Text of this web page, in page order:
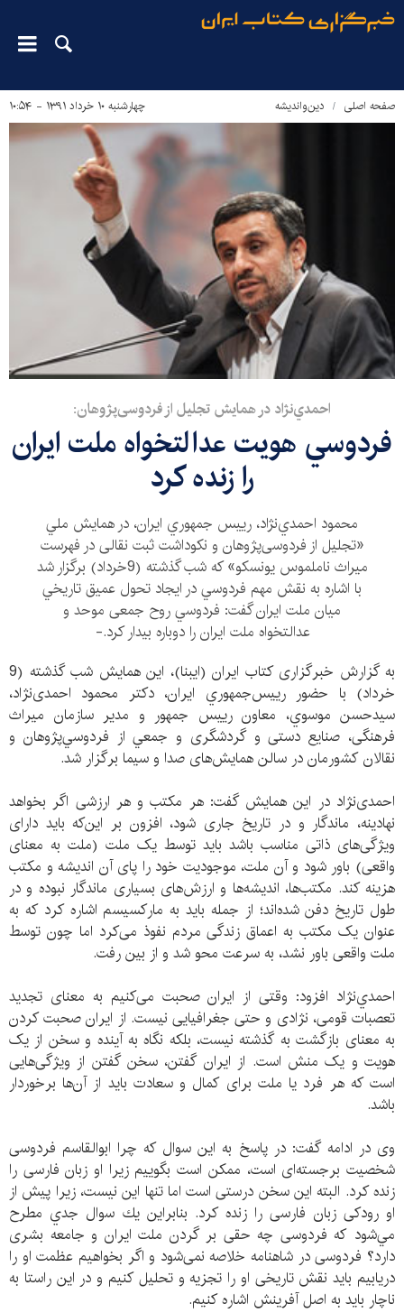
صفحه اصلی دین‌واندیشه چهارشنبه ۱۰ خرداد ۱۳۹۱ - ۱۰:۵۴
احمدي‌نژاد در همايش تجلیل از فردوسی‌پژوهان:
فردوسي هويت عدالتخواه ملت ايران
را زنده كرد
محمود احمدي‌نژاد، رييس جمهوري ايران، در همایش ملي
«تجلیل از فردوسی‌پژوهان و نکوداشت ثبت نقالی در فهرست
میراث ناملموس یونسکو» كه شب گذشته (9خرداد) برگزار شد
با اشاره به نقش مهم فردوسي در ايجاد تحول عميق تاريخي
ميان ملت ايران گفت: فردوسي روح جمعی موحد و
عدالتخواه ملت ایران را دوباره بیدار کرد.-
به گزارش خبرگزاری کتاب ایران (ایبنا)، اين همايش شب گذشته (9
خرداد) با حضور رییس‌جمهوري ايران، دکتر محمود احمدی‌نژاد،
سيدحسن موسوي، معاون رييس جمهور و مدير سازمان میراث
فرهنگی، صنایع دستی و گردشگری و جمعي از فردوسي‌پژوهان و
نقالان كشورمان در سالن همایش‌های صدا و سیما برگزار شد.
احمدی‌نژاد در این همايش گفت: هر مکتب و هر ارزشی اگر بخواهد
نهادینه، ماندگار و در تاریخ جاری شود، افزون بر این‌که باید دارای
ویژگی‌های ذاتی مناسب باشد باید توسط یک ملت (ملت به معنای
واقعی) باور شود و آن ملت، موجودیت خود را پای آن اندیشه و مکتب
هزینه کند. مکتب‌ها، اندیشه‌ها و ارزش‌های بسیاری ماندگار نبوده‌ و در
طول تاریخ دفن شده‌اند؛ از جمله باید به مارکسیسم اشاره کرد که به
عنوان یک مکتب به اعماق زندگی مردم نفوذ می‌کرد اما چون توسط
ملت واقعی باور نشد، به سرعت محو شد و از بین رفت.
احمدي‌نژاد افزود: وقتی از ایران صحبت می‌کنیم به معنای تجدید
تعصبات قومی، نژادی و حتی جغرافیایی نیست. از ایران صحبت کردن
به معنای بازگشت به گذشته نیست، بلکه نگاه به آینده و سخن از یک
هویت و یک منش است. از ایران گفتن، سخن گفتن از ویژگی‌هایی
است که هر فرد یا ملت برای کمال و سعادت باید از آن‌ها برخوردار
باشد.
وی در ادامه گفت: در پاسخ به این سوال که چرا ابوالقاسم فردوسی
شخصیت برجسته‌ای است، ممکن است بگوییم زیرا او زبان فارسی را
زنده کرد. البته این سخن درستی است اما تنها اين نيست، زيرا پیش از
او رودکی زبان فارسی را زنده کرد. بنابراين يك سوال جدي مطرح
مي‌شود كه فردوسی چه حقی بر گردن ملت ایران و جامعه بشری
دارد؟ فردوسی در شاهنامه خلاصه نمی‌شود و اگر بخواهیم عظمت او را
دریابیم باید نقش تاریخی او را تجزیه و تحلیل کنیم و در این راستا به
ناچار باید به اصل آفرینش اشاره کنیم.